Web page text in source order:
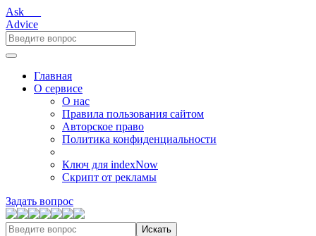
Ask___
Advice
Главная
О сервисе
О нас
Правила пользования сайтом
Авторское право
Политика конфиденциальности
Ключ для indexNow
Скрипт от рекламы
Задать вопрос
Искать